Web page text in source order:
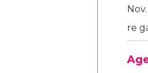
re